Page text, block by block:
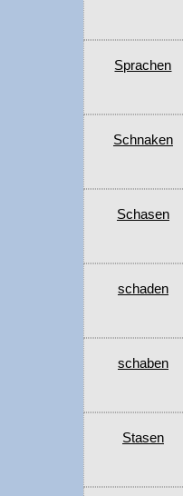
Sprachen
Schnaken
Schasen
schaden
schaben
Stasen